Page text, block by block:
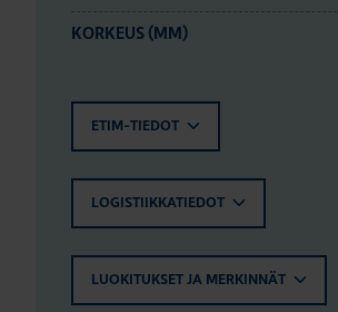
KORKEUS (MM)
ETIM-TIEDOT
LOGISTIIKKATIEDOT
LUOKITUKSET JA MERKINNÄT